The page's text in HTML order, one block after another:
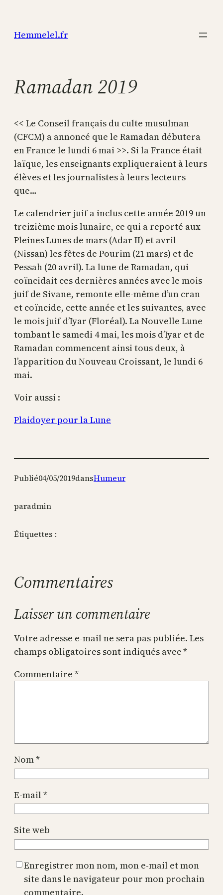
contenu
Hemmelel.fr
Ramadan 2019
<< Le Conseil français du culte musulman
(CFCM) a annoncé que le Ramadan débutera
en France le lundi 6 mai >>. Si la France était
laïque, les enseignants expliqueraient à leurs
élèves et les journalistes à leurs lecteurs
que…
Le calendrier juif a inclus cette année 2019 un
treizième mois lunaire, ce qui a reporté aux
Pleines Lunes de mars (Adar II) et avril
(Nissan) les fêtes de Pourim (21 mars) et de
Pessah (20 avril). La lune de Ramadan, qui
coïncidait ces dernières années avec le mois
juif de Sivane, remonte elle-même d’un cran
et coïncide, cette année et les suivantes, avec
le mois juif d’Iyar (Floréal). La Nouvelle Lune
tombant le samedi 4 mai, les mois d’Iyar et de
Ramadan commencent ainsi tous deux, à
l’apparition du Nouveau Croissant, le lundi 6
mai.
Voir aussi :
Plaidoyer pour la Lune
Publié04/05/2019dansHumeur
paradmin
Étiquettes :
Commentaires
Laisser un commentaire
Votre adresse e-mail ne sera pas publiée. Les
champs obligatoires sont indiqués avec*
Commentaire *
Nom*
E-mail*
Site web
Enregistrer mon nom, mon e-mail et mon
site dans le navigateur pour mon prochain
commentaire.